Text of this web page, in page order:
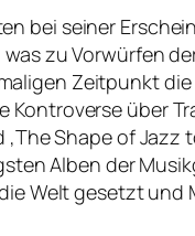
bei seiner
zu Vorwürfen
Zeitpunkt
Kontroverse über
Shape of
Alben der
Welt gesetzt